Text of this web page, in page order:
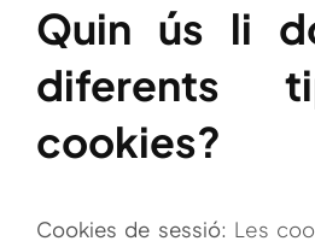
Quin ús li
diferents
cookies?
Cookies de sessió: Les